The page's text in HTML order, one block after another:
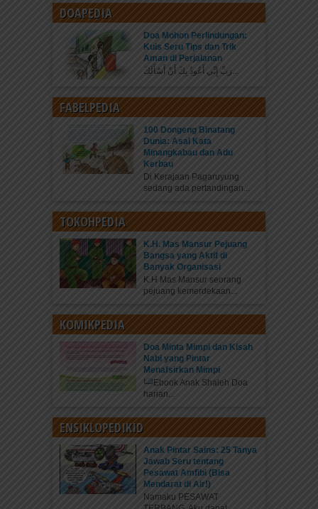
DOAPEDIA
Doa Mohon Perlindungan:
Kuis Seru Tips dan Trik
Aman di Perjalanan
رَبِّ إِنِّي أَعُوذُ بِكَ أَنْ أَسْأَلَكَ...
FABELPEDIA
100 Dongeng Binatang
Dunia: Asal Kata
Minangkabau dan Adu
Kerbau
Di Kerajaan Pagaruyung
sedang ada pertandingan...
TOKOHPEDIA
K.H. Mas Mansur Pejuang
Bangsa yang Aktif di
Banyak Organisasi
K.H Mas Mansur seorang
pejuang kemerdekaan...
KOMIKPEDIA
Doa Minta Mimpi dan Kisah
Nabi yang Pintar
Menafsirkan Mimpi
Ebook Anak Shaleh Doa
harian...
ENSIKLOPEDIKID
Anak Pintar Sains: 25 Tanya
Jawab Seru tentang
Pesawat Amfibi (Bisa
Mendarat di Air!)
Namaku PESAWAT